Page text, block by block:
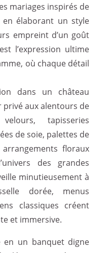
mariages inspirés de
en élaborant un style
empreint d’un goût
l’expression ultime
où chaque détail
dans un château
aux alentours de
tapisseries
de soie, palettes de
floraux
des grandes
minutieusement à
dorée, menus
classiques créent
et immersive.
en un banquet digne